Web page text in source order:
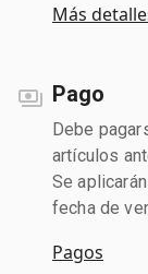
Más
Pago
Debe
artículos
Se aplicarán
fecha de
Pagos